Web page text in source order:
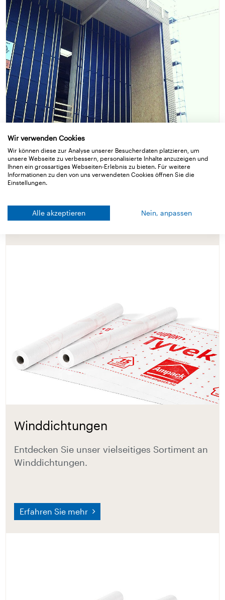
Die Fassade mit offenen Fugen
Tipps für Verkleidungen aus Holz oder Metall.
Erfahren Sie mehr
Winddichtungen
Entdecken Sie unser vielseitiges Sortiment an
Winddichtungen.
Erfahren Sie mehr
Wir verwenden Cookies
Wir können diese zur Analyse unserer Besucherdaten platzieren, um
unsere Webseite zu verbessern, personalisierte Inhalte anzuzeigen und
Ihnen ein grossartiges Webseiten-Erlebnis zu bieten. Für weitere
Informationen zu den von uns verwendeten Cookies öffnen Sie die
Einstellungen.
Alle akzeptieren Nein, anpassen